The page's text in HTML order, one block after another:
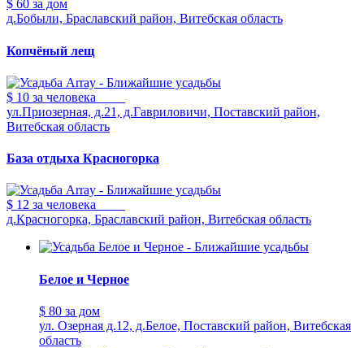
$ 60 за дом
д.Бобыли, Браславский район, Витебская область
Копчёный лещ
$ 10 за человека
ул.Приозерная, д.21, д.Гавриловичи, Поставский район,
Витебская область
База отдыха Красногорка
$ 12 за человека
д.Красногорка, Браславский район, Витебская область
Белое и Черное
$ 80 за дом
ул. Озерная д.12, д.Белое, Поставский район, Витебская
область